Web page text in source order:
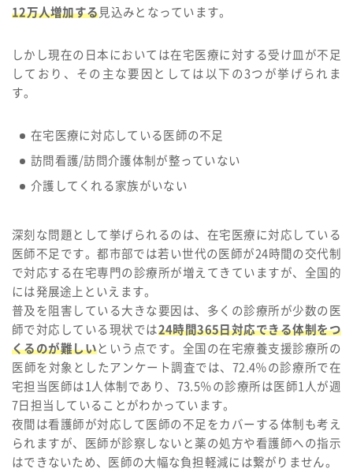
12万人増加する見込みとなっています。
しかし現在の日本においては在宅医療に対する受け皿が不足
しており、その主な要因としては以下の3つが挙げられま
す。
在宅医療に対応している医師の不足
訪問看護/訪問介護体制が整っていない
介護してくれる家族がいない
深刻な問題として挙げられるのは、在宅医療に対応している
医師不足です。都市部では若い世代の医師が24時間の交代制
で対応する在宅専門の診療所が増えてきていますが、全国的
には発展途上といえます。
普及を阻害している大きな要因は、多くの診療所が少数の医
師で対応している現状では24時間365日対応できる体制をつ
くるのが難しいという点です。全国の在宅療養支援診療所の
医師を対象としたアンケート調査では、72.4％の診療所で在
宅担当医師は1人体制であり、73.5％の診療所は医師1人が週
7日担当していることがわかっています。
夜間は看護師が対応して医師の不足をカバーする体制も考え
られますが、医師が診察しないと薬の処方や看護師への指示
はできないため、医師の大幅な負担軽減には繋がりません。